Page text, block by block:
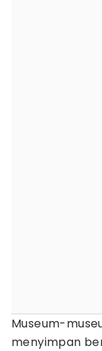
Museum-
menyimpan